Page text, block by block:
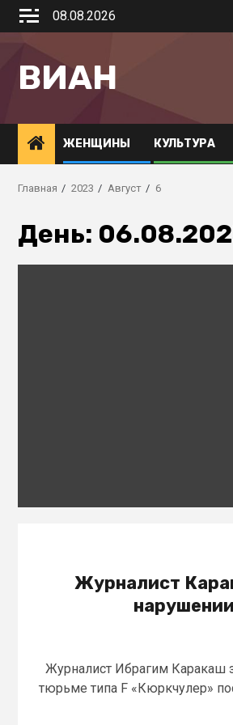
08.08.2026
ВИАН
ЖЕНЩИНЫ КУЛЬТУРА
Главная 2023 Август 6
День:
Журналист
Журналист Ибрагим Каракаш
тюрьме типа F «Кюркчулер»